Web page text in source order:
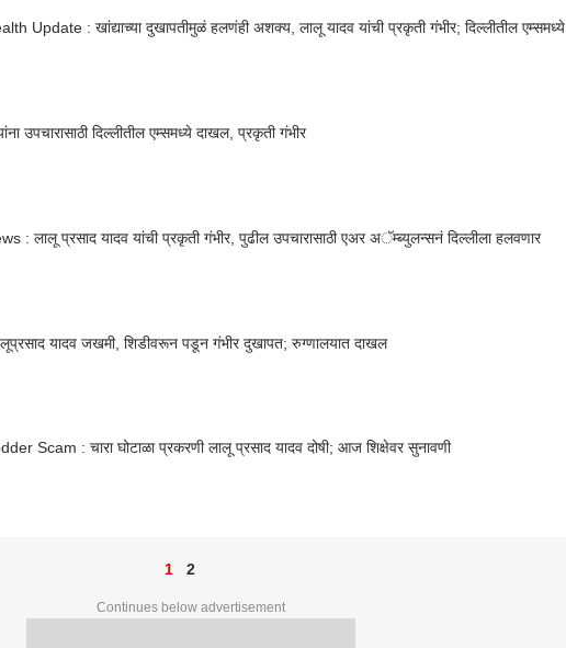
Update : खांद्याच्या दुखापतीमुळं हलणंही अशक्य, लालू यादव यांची प्रकृती गंभीर; दिल्लीतील एम्समध्ये
उपचारासाठी दिल्लीतील एम्समध्ये दाखल, प्रकृती गंभीर
: लालू प्रसाद यादव यांची प्रकृती गंभीर, पुढील उपचारासाठी एअर अॅम्ब्युलन्सनं दिल्लीला हलवणार
यादव जखमी, शिडीवरून पडून गंभीर दुखापत; रुग्णालयात दाखल
Scam : चारा घोटाळा प्रकरणी लालू प्रसाद यादव दोषी; आज शिक्षेवर सुनावणी
1 2
Continues below advertisement